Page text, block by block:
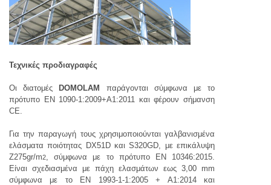
Τεχνικές προδιαγραφές
Οι διατομές DOMOLAM
παράγονται σύμφωνα με το
πρότυπο EN 1090-1:2009+A1:2011 και φέρουν σήμανση
CE.
Για την παραγωγή τους χρησιμοποιούνται γαλβανισμένα
ελάσματα ποιότητας DX51D και S320GD, με επικάλυψη
Ζ275gr/m2, σύμφωνα με το πρότυπο ΕΝ 10346:2015.
Είναι σχεδιασμένα με πάχη ελασμάτων εως 3,00 mm
σύμφωνα με το EN 1993-1-1:2005 + A1:2014 και